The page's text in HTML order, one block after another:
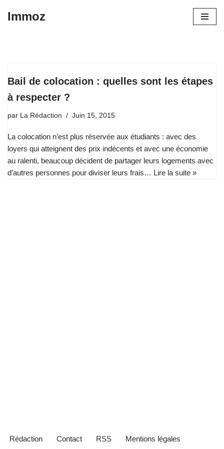
Immoz
Bail de colocation : quelles sont les étapes
à respecter ?
par La Rédaction Juin 15, 2015
La colocation n’est plus réservée aux étudiants : avec des
loyers qui atteignent des prix indécents et avec une économie
au ralenti, beaucoup décident de partager leurs logements avec
d’autres personnes pour diviser leurs frais… Lire la suite »
Rédaction Contact RSS Mentions légales